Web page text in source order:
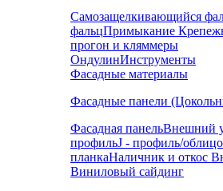
Самозащелкивающийся
фальцПримыкание
прогон и кляммеры
ОндулинИнструменты
Фасадные материалы
Фасадные панели
Фасадная панельВнешний
профильJ - профиль/
планкаНаличник и откос
Виниловый сайдинг